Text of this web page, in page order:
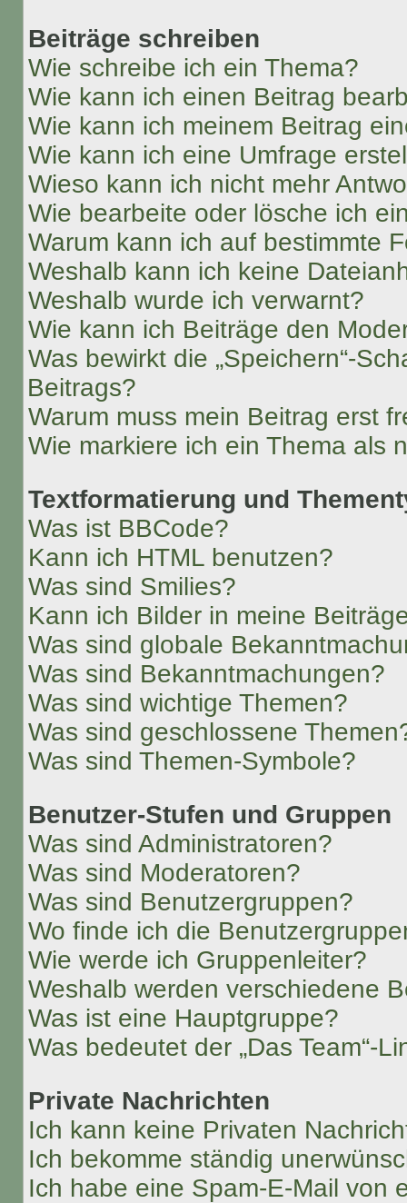
Beiträge schreiben
Wie schreibe ich ein Thema?
Wie kann ich einen Beitrag
Wie kann ich meinem Beitrag
Wie kann ich eine Umfrage
Wieso kann ich nicht mehr
Wie bearbeite oder lösche ich
Warum kann ich auf bestimmte
Weshalb kann ich keine
Weshalb wurde ich verwarnt?
Wie kann ich Beiträge den
Was bewirkt die „Speichern“-
Beitrags?
Warum muss mein Beitrag erst
Wie markiere ich ein Thema als
Textformatierung und
Was ist BBCode?
Kann ich HTML benutzen?
Was sind Smilies?
Kann ich Bilder in meine
Was sind globale
Was sind Bekanntmachungen?
Was sind wichtige Themen?
Was sind geschlossene
Was sind Themen-Symbole?
Benutzer-Stufen und Gruppen
Was sind Administratoren?
Was sind Moderatoren?
Was sind Benutzergruppen?
Wo finde ich die
Wie werde ich Gruppenleiter?
Weshalb werden verschiedene
Was ist eine Hauptgruppe?
Was bedeutet der „Das Team“-
Private Nachrichten
Ich kann keine Privaten
Ich bekomme ständig
Ich habe eine Spam-E-Mail von